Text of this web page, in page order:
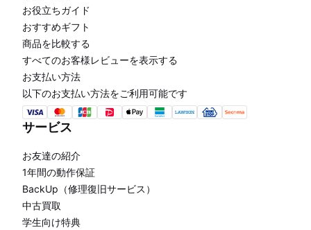
お役立ちガイド
おすすめギフト
商品を比較する
すべてのお客様レビューを表示する
お支払い方法
以下のお支払い方法をご利用可能です
サービス
お友達の紹介
1年間の動作保証
BackUp（修理復旧サービス）
中古買取
学生向け特典